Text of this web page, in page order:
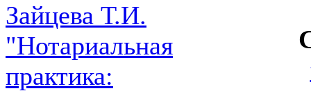
Зайцева Т.И.
"Нотариальная
практика: